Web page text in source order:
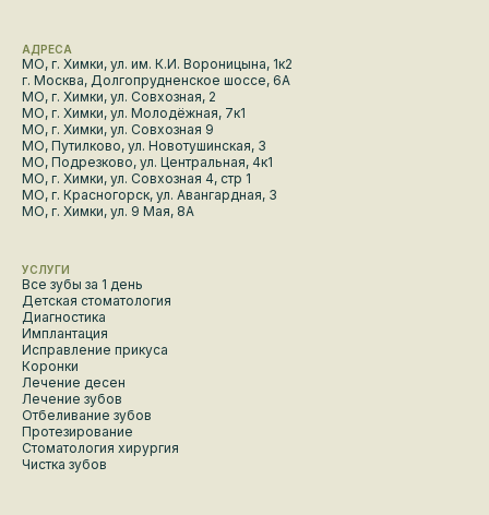
АДРЕСА
МО, г. Химки, ул. им. К.И. Вороницына, 1к2
г. Москва, Долгопрудненское шоссе, 6А
МО, г. Химки, ул. Совхозная, 2
МО, г. Химки, ул. Молодёжная, 7к1
МО, г. Химки, ул. Совхозная 9
МО, Путилково, ул. Новотушинская, 3
МО, Подрезково, ул. Центральная, 4к1
МО, г. Химки, ул. Совхозная 4, стр 1
МО, г. Красногорск, ул. Авангардная, 3
МО, г. Химки, ул. 9 Мая, 8А
УСЛУГИ
Все зубы за 1 день
Детская стоматология
Диагностика
Имплантация
Исправление прикуса
Коронки
Лечение десен
Лечение зубов
Отбеливание зубов
Протезирование
Стоматология хирургия
Чистка зубов